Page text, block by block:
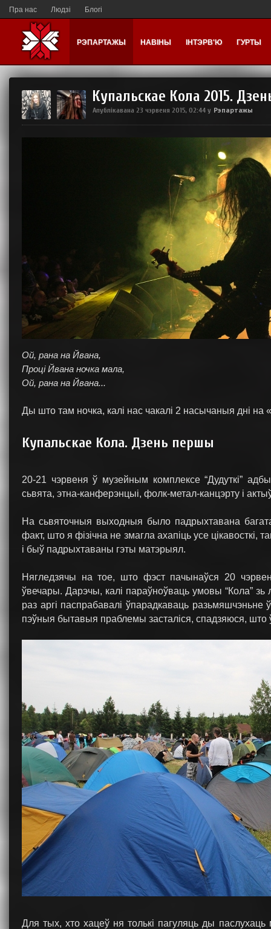
Пра нас Людзі Блогі
РЭПАРТАЖЫ НАВІНЫ ІНТЭРВ'Ю ГУРТЫ
Купальскае Кола 2015.
Апублікавана 23 чэрвеня 2015, 02:44 у Рэпартажы
Ой, рана на Йвана,
Проці Йвана ночка мала,
Ой, рана на Йвана...
Ды што там ночка, калі нас чакалі 2 насычаныя дні на
Купальскае Кола. Дзень першы
20-21 чэрвеня ў музейным комплексе “Дудуткі”
сьвята, этна-канферэнцыі, фолк-метал-канцэрту і
На сьвяточныя выходныя было падрыхтавана
факт, што я фізічна не змагла ахапіць усе цікавосткі,
і быў падрыхтаваны гэты матэрыял.
Нягледзячы на тое, што фэст пачынаўся 20
ўвечары. Дарэчы, калі параўноўваць умовы “Кола” зь
раз аргі паспрабавалі ўпарадкаваць
пэўныя бытавыя праблемы засталіся, спадзяюся, што
Для тых, хто хацеў ня толькі пагуляць ды